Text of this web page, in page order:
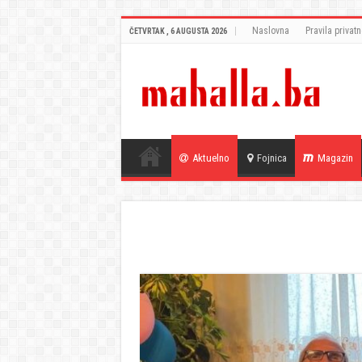
ČETVRTAK , 6 AUGUSTA 2026 Naslovna Pravila
Aktuelno Fojnica Magazin